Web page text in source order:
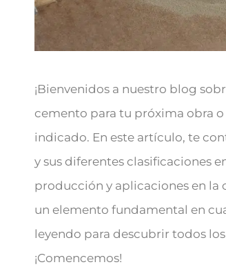
¡Bienvenidos a nuestro blog
cemento para tu próxima obra
indicado. En este artículo, te
y sus diferentes clasificaciones
producción y aplicaciones en la
un elemento fundamental en
leyendo para descubrir todos
¡Comencemos!